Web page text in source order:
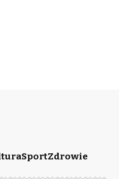
SportZdrowie